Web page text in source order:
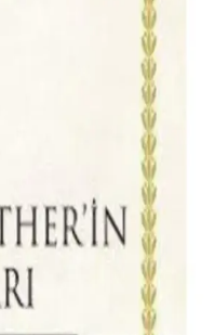
kılar.
Çakmak: Şık ve
turbo saatli pürmüz
turuncu ve kırmızı
kullanımlar için ideal bir
Okaliptüs
Cilt Bakımı
çilek ve okaliptüs
sunar, hızlı emilir,
bir his bırakır.